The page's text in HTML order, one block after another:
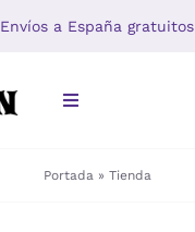
Envíos a España gratuitos
Toggle
Portada » Tienda